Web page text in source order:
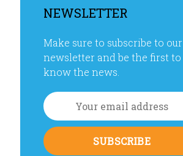
NEWSLETTER
Make sure to subscribe to our
newsletter and be the first to
know the news.